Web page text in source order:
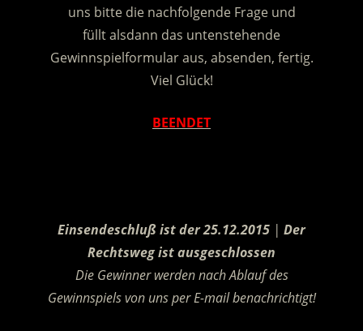
uns bitte die nachfolgende Frage und
füllt alsdann das untenstehende
Gewinnspielformular aus, absenden, fertig.
Viel Glück!
BEENDET
Einsendeschluß ist der 25.12.2015 | Der
Rechtsweg ist ausgeschlossen
Die Gewinner werden nach Ablauf des
Gewinnspiels von uns per E-mail benachrichtigt!